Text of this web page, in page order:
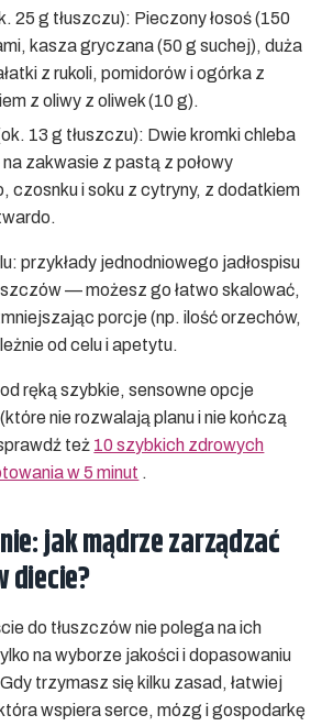
25 g tłuszczu): Pieczony łosoś (150
kasza gryczana (50 g suchej), duża
z rukoli, pomidorów i ogórka z
z oliwy z oliwek (10 g).
13 g tłuszczu): Dwie kromki chleba
zakwasie z pastą z połowy
czosnku i soku z cytryny, z dodatkiem
przykłady jednodniowego jadłospisu
— możesz go łatwo skalować,
porcje (np. ilość orzechów,
od celu i apetytu.
ręką szybkie, sensowne opcje
nie rozwalają planu i nie kończą
też 10 szybkich zdrowych
w 5 minut .
jak mądrze zarządzać
diecie?
do tłuszczów nie polega na ich
na wyborze jakości i dopasowaniu
trzymasz się kilku zasad, łatwiej
wspiera serce, mózg i gospodarkę